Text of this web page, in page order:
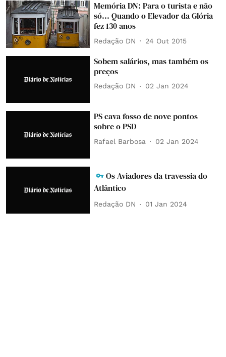
Memória DN: Para o turista e não
só... Quando o Elevador da Glória
fez 130 anos
Redação DN 24 Out 2015
Sobem salários, mas também os
preços
Redação DN 02 Jan 2024
PS cava fosso de nove pontos
sobre o PSD
Rafael Barbosa 02 Jan 2024
Os Aviadores da travessia do
Atlântico
Redação DN 01 Jan 2024